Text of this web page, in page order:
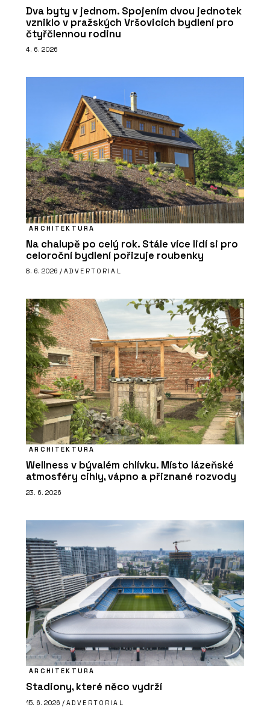
Dva byty v jednom. Spojením dvou jednotek
vzniklo v pražských Vršovicích bydlení pro
čtyřčlennou rodinu
4. 6. 2026
ARCHITEKTURA
Na chalupě po celý rok. Stále více lidí si pro
celoroční bydlení pořizuje roubenky
8. 6. 2026 / ADVERTORIAL
ARCHITEKTURA
Wellness v bývalém chlívku. Místo lázeňské
atmosféry cihly, vápno a přiznané rozvody
23. 6. 2026
ARCHITEKTURA
Stadiony, které něco vydrží
15. 6. 2026 / ADVERTORIAL